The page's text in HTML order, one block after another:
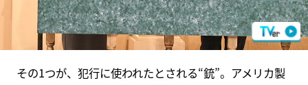
その1つが、犯行に使われたとされる“銃”。アメリカ製